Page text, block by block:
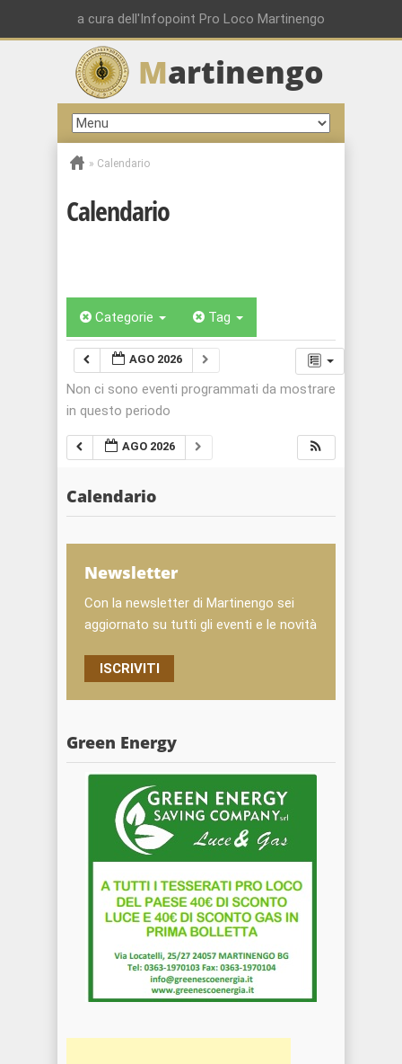
a cura dell'Infopoint Pro Loco Martinengo
Martinengo
» Calendario
Calendario
Categorie Tag
AGO 2026
Non ci sono eventi programmati da mostrare
in questo periodo
AGO 2026
Calendario
Newsletter
Con la newsletter di Martinengo sei
aggiornato su tutti gli eventi e le novità
ISCRIVITI
Green Energy